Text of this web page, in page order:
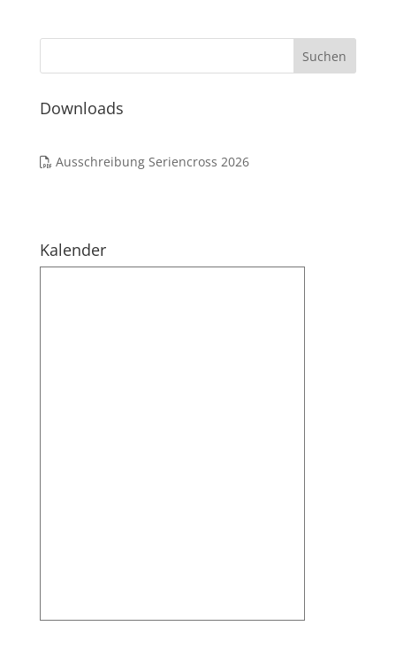
Downloads
Ausschreibung Seriencross 2026
Kalender